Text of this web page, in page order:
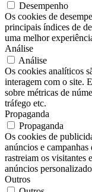
Desempenho
Os cookies de
principais índices de
uma melhor
Análise
Análise
Os cookies analíticos
interagem com o site.
sobre métricas de
tráfego etc.
Propaganda
Propaganda
Os cookies de
anúncios e
rastreiam os visitantes
anúncios
Outros